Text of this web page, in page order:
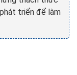
triển để làm